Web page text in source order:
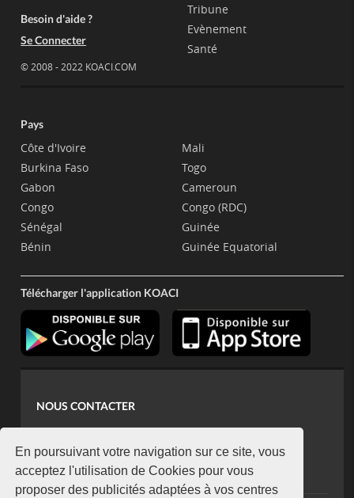
En poursuivant votre navigation sur ce site, vous
acceptez l'utilisation de Cookies pour vous
proposer des publicités adaptées à vos centres
Besoin d'aide ?
Se Connecter
© 2008 - 2022 KOACI.COM
Tribune
Evènement
Santé
Pays
Côte d'Ivoire
Burkina Faso
Gabon
Congo
Sénégal
Bénin
Mali
Togo
Cameroun
Congo (RDC)
Guinée
Guinée Equatorial
Télécharger l'application KOACI
NOUS CONTACTER
koaci@yahoo.fr
+225 07 08 85 52 93